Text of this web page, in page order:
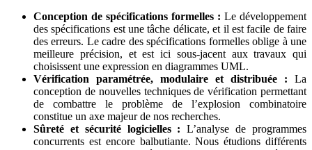
Conception de spécifications formelles : Le développement
des spécifications est une tâche délicate, et il est facile de faire
des erreurs. Le cadre des spécifications formelles oblige à une
meilleure précision, et est ici sous-jacent aux travaux qui
choisissent une expression en diagrammes UML.
Vérification paramétrée, modulaire et distribuée : La
conception de nouvelles techniques de vérification permettant
de combattre le problème de l’explosion combinatoire
constitue un axe majeur de nos recherches.
Sûreté et sécurité logicielles : L’analyse de programmes
concurrents est encore balbutiante. Nous étudions différents